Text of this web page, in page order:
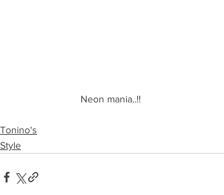
Neon mania..!!
Tonino's
Style